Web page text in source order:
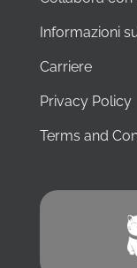
Informazioni
Carriere
Privacy Policy
Terms and